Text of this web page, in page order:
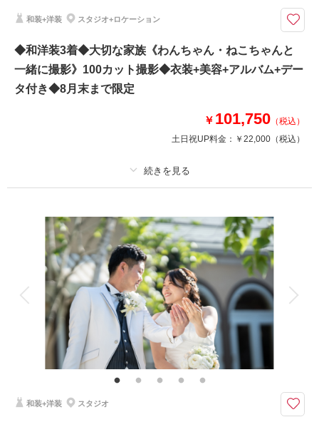
フォトウェディング撮影後におふたりでゆっくりお食事ができちゃうプラ
ン！ご親族様ご一緒にも可能です。一名増+16,500円
期間限定撮影プラン！創寫舘よりお祝いの気持ちを込めて乾杯ドリンクプレ
ゼント。スタジオ＋ガーデンでのフォトウエディングに、フレンチフルコー
ス付きのプラン。大げさな結婚式はしないけれど、ふたりの思い出に残るフ
ォトウエディングにしたい方にぴったりです。
撮影日の空き
を確認する
和装+洋装 スタジオ+ロケーション
◆和洋装3着◆大切な家族《わんちゃん・ねこちゃんと
一緒に撮影》100カット撮影◆衣装+美容+アルバム+デー
タ付き◆8月末まで限定
￥ 101,750 （税込）
土日祝UP料金： ￥22,000 （税込）
撮影料 新婦衣装3着 新郎衣装3着
着付け ヘアメイク 小物一式
アルバム 6 P データ 6 カット 台紙付写真
衣装追加 会食 挙式
家族と撮影 家族用衣装レンタル ペットと撮影
その他含むもの
わんちゃん・ねこちゃんや大切なペットとの撮影料込み
和洋装3着＋ヘアメイク+スタジオ・プチロケ撮影代＋アルバム1冊＋データ
和装+洋装 スタジオ